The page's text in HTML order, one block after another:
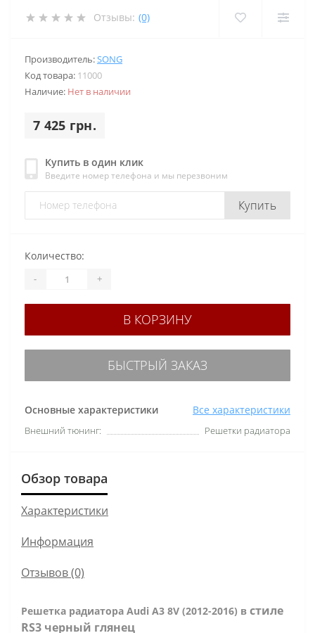
Отзывы: (0)
Производитель:SONG
Код товара: 11000
Наличие: Нет в наличии
7 425 грн.
Купить в один клик
Введите номер телефона и мы перезвоним
Купить
Основные характеристики Все характеристики
Внешний тюнинг: Решетки радиатора
Количество:
- +
В КОРЗИНУ
БЫСТРЫЙ ЗАКАЗ
Обзор товара
Характеристики
Информация
Отзывов (0)
Решетка радиатора Audi A3 8V (2012-2016) в стиле
RS3 черный глянец